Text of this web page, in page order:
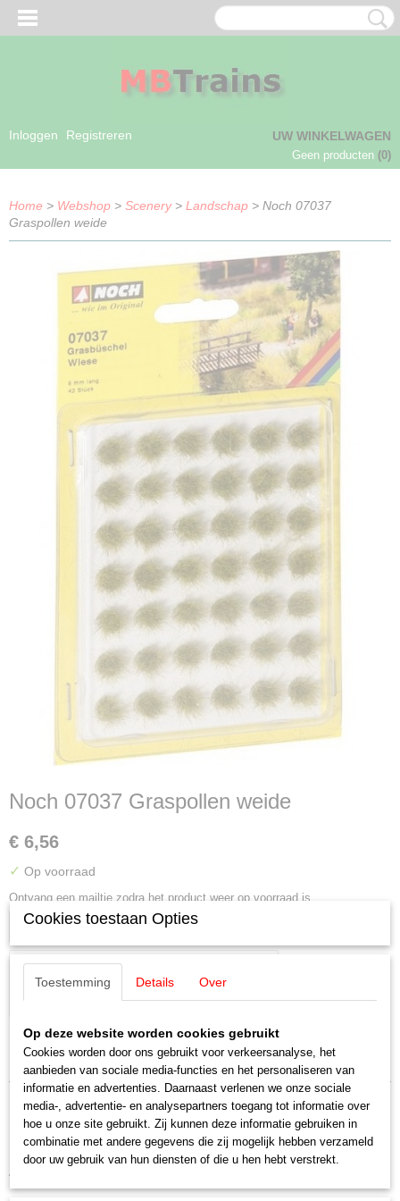
Inloggen Registreren UW WINKELWAGEN
Geen producten (0)
Home > Webshop > Scenery> Landschap > Noch 07037
Graspollen weide
Noch 07037 Graspollen weide
€ 6,56
✓ Op voorraad
Ontvang een mailtje zodra het product weer op voorraad is.
Verstuur
Specificaties
EAN code
4007246070374
Productcode leverancier
07037
H0 (1:87)
Omschrijving
Noch 07037 Graspollen weide
42 stuks 8 mm
Cookies toestaan Opties
Toestemming Details Over
Op deze website worden cookies gebruikt
Cookies worden door ons gebruikt voor verkeersanalyse, het
aanbieden van sociale media-functies en het personaliseren van
informatie en advertenties. Daarnaast verlenen we onze sociale
media-, advertentie- en analysepartners toegang tot informatie over
hoe u onze site gebruikt. Zij kunnen deze informatie gebruiken in
combinatie met andere gegevens die zij mogelijk hebben verzameld
door uw gebruik van hun diensten of die u hen hebt verstrekt.